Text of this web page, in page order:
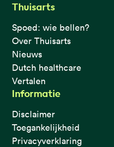
Thuisarts
Spoed: wie bellen?
Over Thuisarts
Nieuws
Dutch healthcare
Vertalen
Informatie
Disclaimer
Toegankelijkheid
Privacyverklaring